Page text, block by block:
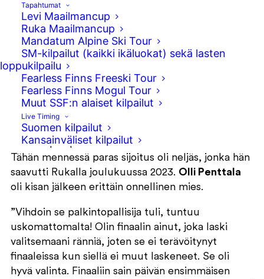
Tapahtumat
Levi Maailmancup
Ruka Maailmancup
Mandatum Alpine Ski Tour
SM-kilpailut (kaikki ikäluokat) sekä lasten
loppukilpailu
Fearless Finns Freeski Tour
Fearless Finns Mogul Tour
Muut SSF:n alaiset kilpailut
Live Timing
Suomen kilpailut
Kansainväliset kilpailut
Val St. Come isännöi kumpareiden
maailmancupin osakilpailuja. Suomalaisia
kisassa edustivat Akseli Ahvenainen, Olli
Penttala ja Severi Vierelä. Tänään
ohjelmassa oli kumpareiden ja huomenna
parikumpareiden maailmancupin
osakilpailuissa.
Palkintopallipaikka oli Pentalan ensimmäinen.
Tähän mennessä paras sijoitus oli neljäs, jonka hän
saavutti Rukalla joulukuussa 2023. Olli Penttala
oli kisan jälkeen erittäin onnellinen mies.
”Vihdoin se palkintopallisija tuli, tuntuu
uskomattomalta! Olin finaalin ainut, joka laski
valitsemaani ränniä, joten se ei terävöitynyt
finaaleissa kun siellä ei muut laskeneet. Se oli
hyvä valinta. Finaaliin sain päivän ensimmäisen